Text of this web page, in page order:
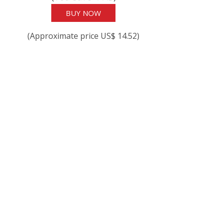
BUY NOW
(Approximate price US$ 14.52)